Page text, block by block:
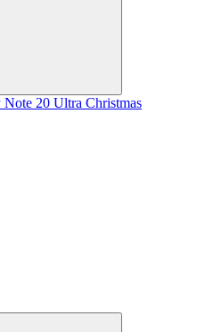
20 Ultra Christmas